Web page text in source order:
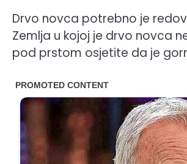
Drvo novca potrebno je
Zemlja u kojoj je drvo novca
pod prstom osjetite da je